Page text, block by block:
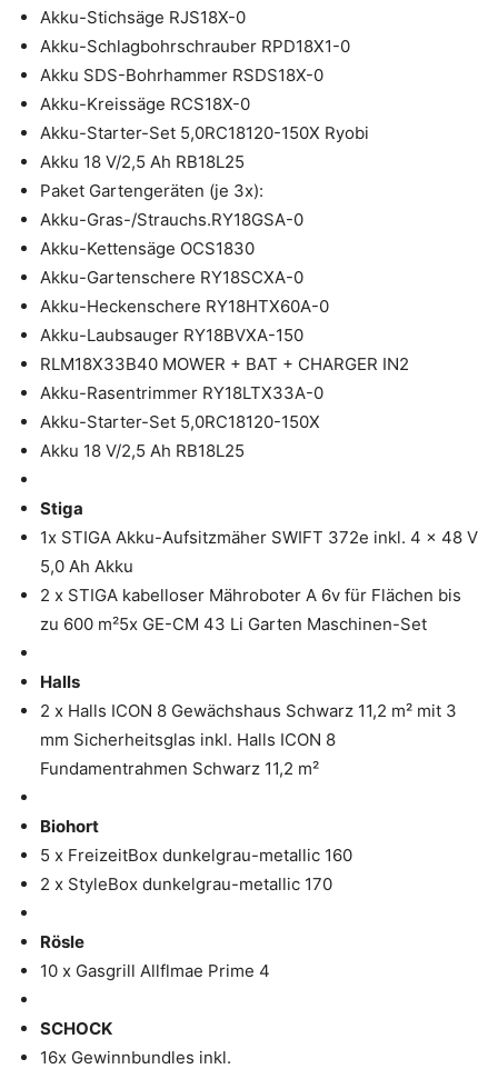
Akku-Stichsäge RJS18X-0
Akku-Schlagbohrschrauber RPD18X1-0
Akku SDS-Bohrhammer RSDS18X-0
Akku-Kreissäge RCS18X-0
Akku-Starter-Set 5,0RC18120-150X Ryobi
Akku 18 V/2,5 Ah RB18L25
Paket Gartengeräten (je 3x):
Akku-Gras-/Strauchs.RY18GSA-0
Akku-Kettensäge OCS1830
Akku-Gartenschere RY18SCXA-0
Akku-Heckenschere RY18HTX60A-0
Akku-Laubsauger RY18BVXA-150
RLM18X33B40 MOWER + BAT + CHARGER IN2
Akku-Rasentrimmer RY18LTX33A-0
Akku-Starter-Set 5,0RC18120-150X
Akku 18 V/2,5 Ah RB18L25
Stiga
1x STIGA Akku-Aufsitzmäher SWIFT 372e inkl. 4 x 48 V
5,0 Ah Akku
2 x STIGA kabelloser Mähroboter A 6v für Flächen bis
zu 600 m²5x GE-CM 43 Li Garten Maschinen-Set
Halls
2 x Halls ICON 8 Gewächshaus Schwarz 11,2 m² mit 3
mm Sicherheitsglas inkl. Halls ICON 8
Fundamentrahmen Schwarz 11,2 m²
Biohort
5 x FreizeitBox dunkelgrau-metallic 160
2 x StyleBox dunkelgrau-metallic 170
Rösle
10 x Gasgrill Allflmae Prime 4
SCHOCK
16x Gewinnbundles inkl.